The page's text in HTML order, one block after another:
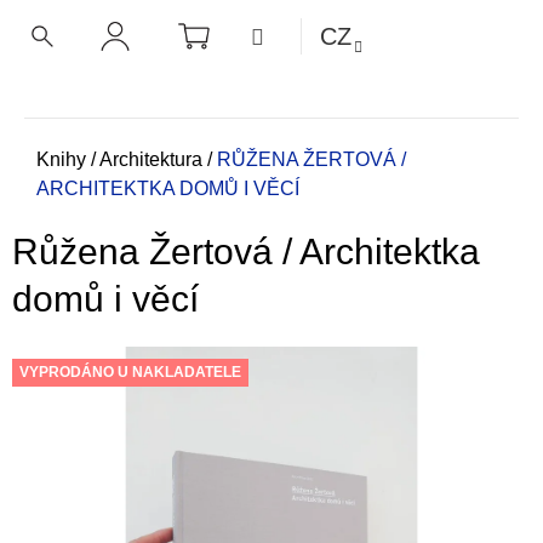
NÁKUPNÍ
KOŠÍK MENUCZ
Domů
Knihy /Architektura / RŮŽENA ŽERTOVÁ /
ARCHITEKTKA DOMŮ I VĚCÍ
Růžena Žertová / Architektka
domů i věcí
VYPRODÁNO U NAKLADATELE
ZPĚT
ZPĚT
o
p
t
ř
e
b
u